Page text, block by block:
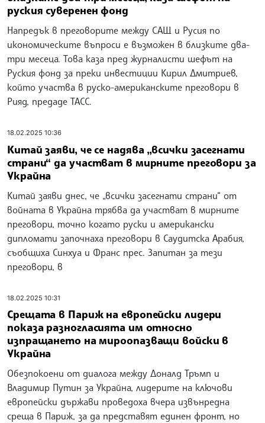
руския суверенен фонд
Напредък в преговорите между САЩ и Русия по
икономическите въпроси е възможен в близките два-
три месеца. Това каза пред журналисти шефът на
Руския фонд за преки инвестиции Кирил Дмитриев,
който участва в руско-американските преговори в
Рияд, предаде ТАСС.
18.02.2025 10:36
Китай заяви, че се надява „всички засегнати
страни“ да участват в мирните преговори за
Украйна
Китай заяви днес, че „всички засегнати страни“ от
войната в Украйна трябва да участват в мирните
преговори, точно когато руски и американски
дипломати започнаха преговори в Саудитска Арабия,
съобщиха Синхуа и Франс прес. Запитан за тези
преговори, в
18.02.2025 10:31
Срещата в Париж на европейски лидери
показа разногласията им относно
изпращането на мироопазващи войски в
Украйна
Обезпокоени от диалога между Доналд Тръмп и
Владимир Путин за Украйна, лидерите на ключови
европейски държави проведоха вчера извънредна
среща в Париж, за да представят единен фронт, но